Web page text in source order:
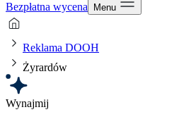
Bezpłatna wycena Menu
Reklama DOOH
Żyrardów
Wynajmij